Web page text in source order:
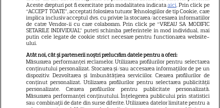
Retete practice
URMĂREȘTE-NE PE
Copyright2026Ringier Romania – Toate Drepturile rezervate
Aceste drepturi pot fi exercitate prin modalitatea indicataaici. Prin click pe
“ACCEPT TOATE”, acceptati folosirea tuturor Tehnologiilor de tip Cookie, care
implica inclusiv acceptul dvs. cu privire la stocarea/accesarea informatiilor
de catre Vendor-ii cu care colaboram. Prin click pe “VREAU SA MODIFIC
SETARILE INDIVIDUAL” puteti schimba preferintele in mod individual, mai
putin cele legate de cookie strict necesare pentru functionarea website-
ului.
Atât noi, cât și partenerii noștri prelucrăm datele pentru a oferi:
Măsurarea performanței reclamelor. Utilizarea profilurilor pentru selectarea
conținutului personalizat. Stocarea și/sau accesarea informațiilor de pe un
dispozitiv. Dezvoltarea și îmbunătățirea serviciilor. Crearea profilurilor de
conținut personalizat. Utilizarea profilurilor pentru selectarea publicității
personalizate. Crearea profilurilor pentru publicitate personalizată.
Măsurarea performanței conținutului. Înțelegerea publicului prin statistici
sau combinații de date din surse diferite. Utilizarea datelor limitate pentru a